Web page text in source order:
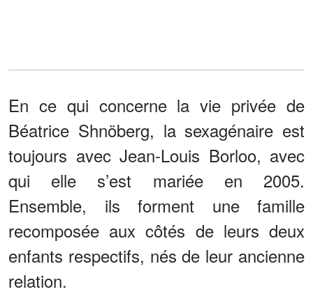
En ce qui concerne la vie privée de
Béatrice Shnöberg, la sexagénaire est
toujours avec Jean-Louis Borloo, avec
qui elle s’est mariée en 2005.
Ensemble, ils forment une famille
recomposée aux côtés de leurs deux
enfants respectifs, nés de leur ancienne
relation.